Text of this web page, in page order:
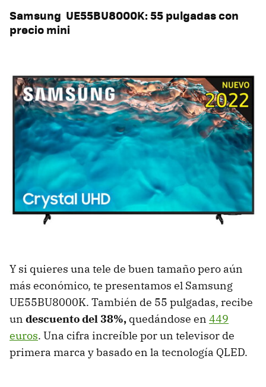
Samsung UE55BU8000K: 55 pulgadas con
precio mini
Y si quieres una tele de buen tamaño pero aún
más económico, te presentamos el Samsung
UE55BU8000K. También de 55 pulgadas, recibe
un descuento del 38%, quedándose en 449
euros. Una cifra increíble por un televisor de
primera marca y basado en la tecnología QLED.